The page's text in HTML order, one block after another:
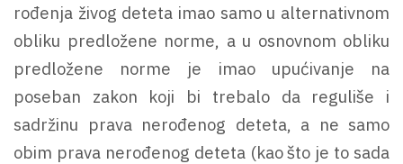
rođenja živog deteta imao samo u alternativnom
obliku predložene norme, a u osnovnom obliku
predložene norme je imao upućivanje na
poseban zakon koji bi trebalo da reguliše i
sadržinu prava nerođenog deteta, a ne samo
obim prava nerođenog deteta (kao što je to sada